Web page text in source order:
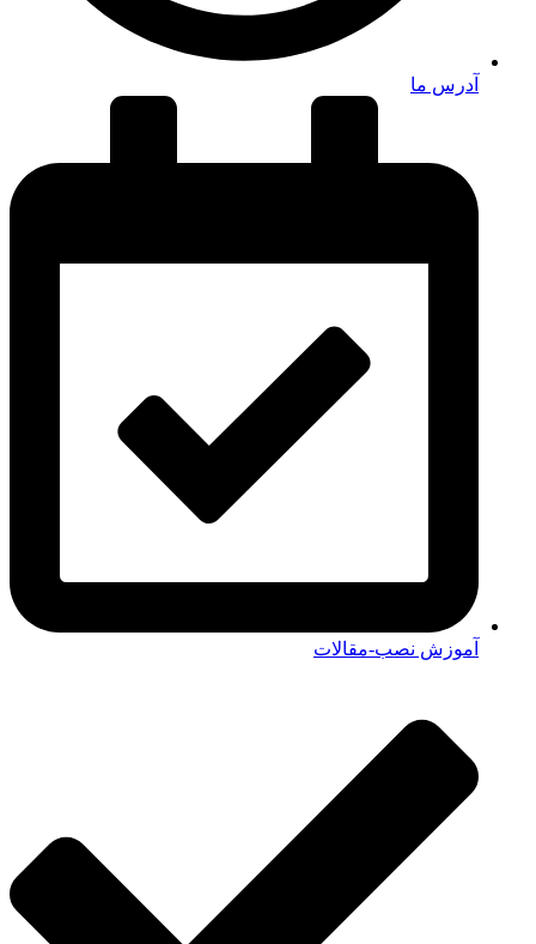
آدرس ما
آموزش نصب-مقالات